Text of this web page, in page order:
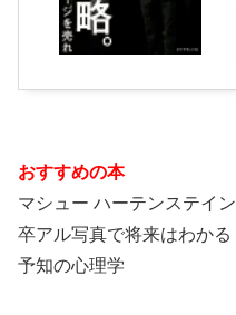
おすすめの本
マシュー ハーテンステイン
卒アル写真で将来はわかる
予知の心理学